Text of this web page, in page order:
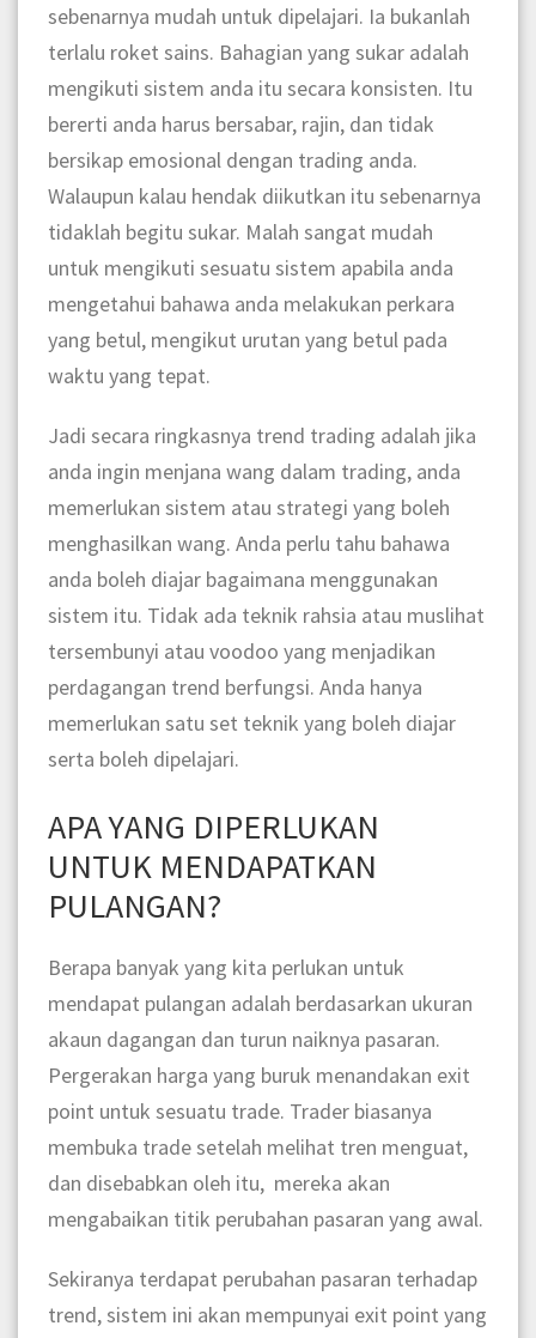
sebenarnya mudah untuk dipelajari. Ia bukanlah
terlalu roket sains. Bahagian yang sukar adalah
mengikuti sistem anda itu secara konsisten. Itu
bererti anda harus bersabar, rajin, dan tidak
bersikap emosional dengan trading anda.
Walaupun kalau hendak diikutkan itu sebenarnya
tidaklah begitu sukar. Malah sangat mudah
untuk mengikuti sesuatu sistem apabila anda
mengetahui bahawa anda melakukan perkara
yang betul, mengikut urutan yang betul pada
waktu yang tepat.
Jadi secara ringkasnya trend trading adalah jika
anda ingin menjana wang dalam trading, anda
memerlukan sistem atau strategi yang boleh
menghasilkan wang. Anda perlu tahu bahawa
anda boleh diajar bagaimana menggunakan
sistem itu. Tidak ada teknik rahsia atau muslihat
tersembunyi atau voodoo yang menjadikan
perdagangan trend berfungsi. Anda hanya
memerlukan satu set teknik yang boleh diajar
serta boleh dipelajari.
APA YANG DIPERLUKAN
UNTUK MENDAPATKAN
PULANGAN?
Berapa banyak yang kita perlukan untuk
mendapat pulangan adalah berdasarkan ukuran
akaun dagangan dan turun naiknya pasaran.
Pergerakan harga yang buruk menandakan exit
point untuk sesuatu trade. Trader biasanya
membuka trade setelah melihat tren menguat,
dan disebabkan oleh itu, mereka akan
mengabaikan titik perubahan pasaran yang awal.
Sekiranya terdapat perubahan pasaran terhadap
trend, sistem ini akan mempunyai exit point yang